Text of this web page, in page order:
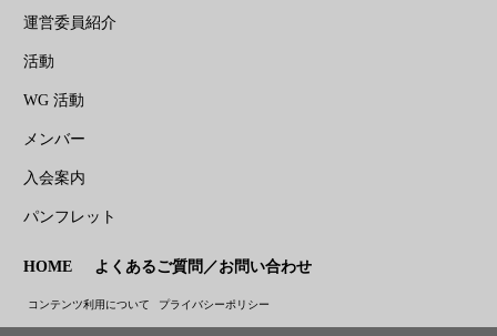
運営委員紹介
活動
WG 活動
メンバー
入会案内
パンフレット
HOME よくあるご質問／お問い合わせ
コンテンツ利用について プライバシーポリシー